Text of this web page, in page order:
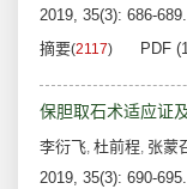
2019, 35(3): 686-689.
摘要(2117) PDF
保胆取石术适应证
李衍飞, 杜前程, 张蒙
2019, 35(3): 690-695.